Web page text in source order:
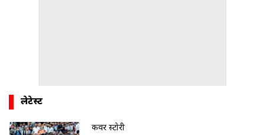
लेटेस्ट
कवर स्टोरी